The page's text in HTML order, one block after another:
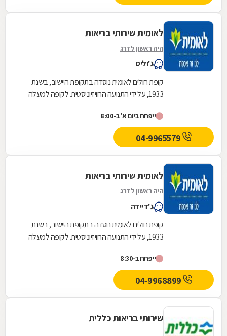
לאומית שירותי בריאות
היה ראשון לדרג
ג'וליס
קופת חולים לאומית נוסדה בתקופת היישוב, בשנת
1933, על ידי התנועה הרוויזיוניסטית. לקופה למעלה
אחת...ייפתח ביום א' ב-8:00
04-9965579
לאומית שירותי בריאות
היה ראשון לדרג
ג'דיידה
קופת חולים לאומית נוסדה בתקופת היישוב, בשנת
1933, על ידי התנועה הרוויזיוניסטית. לקופה למעלה
אחת...ייפתח ב-8:30
04-9968899
שירותי בריאות כללית